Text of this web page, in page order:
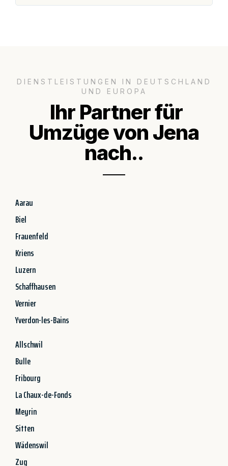
DIENSTLEISTUNGEN IN DEUTSCHLAND
UND EUROPA
Ihr Partner für
Umzüge von Jena
nach..
Aarau
Biel
Frauenfeld
Kriens
Luzern
Schaffhausen
Vernier
Yverdon-les-Bains
Allschwil
Bulle
Fribourg
La Chaux-de-Fonds
Meyrin
Sitten
Wädenswil
Zug